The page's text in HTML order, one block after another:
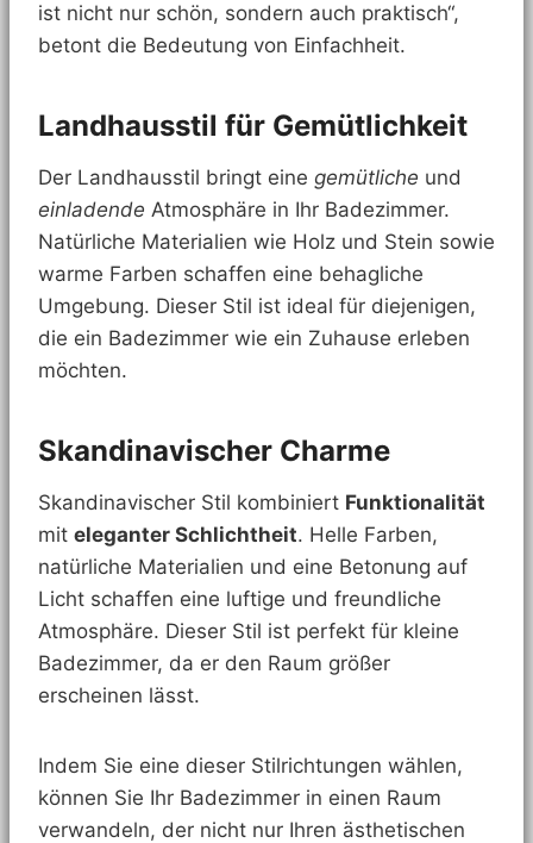
ist nicht nur schön, sondern auch praktisch“,
betont die Bedeutung von Einfachheit.
Landhausstil für Gemütlichkeit
Der Landhausstil bringt eine gemütliche und
einladende Atmosphäre in Ihr Badezimmer.
Natürliche Materialien wie Holz und Stein sowie
warme Farben schaffen eine behagliche
Umgebung. Dieser Stil ist ideal für diejenigen,
die ein Badezimmer wie ein Zuhause erleben
möchten.
Skandinavischer Charme
Skandinavischer Stil kombiniert Funktionalität
mit eleganter Schlichtheit. Helle Farben,
natürliche Materialien und eine Betonung auf
Licht schaffen eine luftige und freundliche
Atmosphäre. Dieser Stil ist perfekt für kleine
Badezimmer, da er den Raum größer
erscheinen lässt.
Indem Sie eine dieser Stilrichtungen wählen,
können Sie Ihr Badezimmer in einen Raum
verwandeln, der nicht nur Ihren ästhetischen